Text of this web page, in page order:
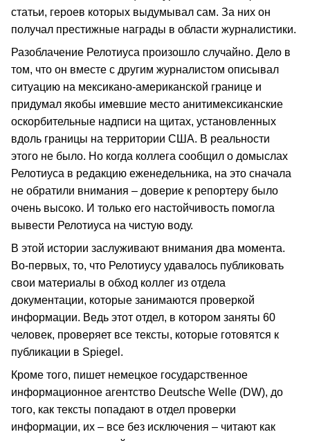
статьи, героев которых выдумывал сам. За них он
получал престижные награды в области журналистики.
Разоблачение Релотиуса произошло случайно. Дело в
том, что он вместе с другим журналистом описывал
ситуацию на мексикано-американской границе и
придумал якобы имевшие место анитимексиканские
оскорбительные надписи на щитах, установленных
вдоль границы на территории США. В реальности
этого не было. Но когда коллега сообщил о домыслах
Релотиуса в редакцию еженедельника, на это сначала
не обратили внимания – доверие к репортеру было
очень высоко. И только его настойчивость помогла
вывести Релотиуса на чистую воду.
В этой истории заслуживают внимания два момента.
Во-первых, то, что Релотиусу удавалось публиковать
свои материалы в обход коллег из отдела
документации, которые занимаются проверкой
информации. Ведь этот отдел, в котором заняты 60
человек, проверяет все тексты, которые готовятся к
публикации в Spiegel.
Кроме того, пишет немецкое государственное
информационное агентство Deutsche Welle (DW), до
того, как тексты попадают в отдел проверки
информации, их – все без исключения – читают как